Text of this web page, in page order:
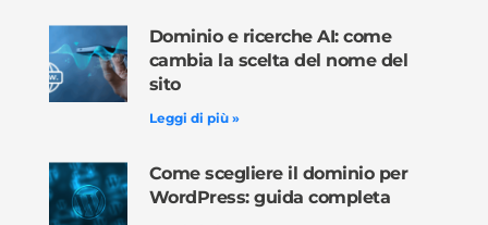
Dominio e ricerche AI: come
cambia la scelta del nome del
sito
Leggi di più »
Come scegliere il dominio per
WordPress: guida completa